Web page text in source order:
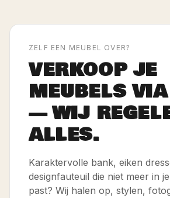
ZELF EEN MEUBEL OVER?
VERKOOP JE
MEUBELS
— WIJ
ALLES.
Karaktervolle bank, eiken
designfauteuil die niet meer in
past? Wij halen op, stylen,